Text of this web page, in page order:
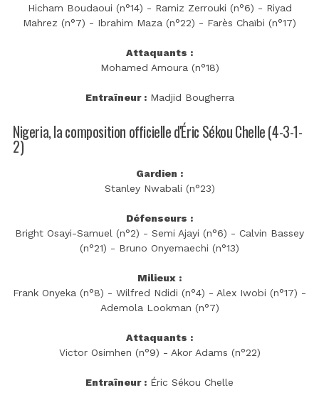
Hicham Boudaoui (n°14) - Ramiz Zerrouki (n°6) - Riyad
Mahrez (n°7) - Ibrahim Maza (n°22) - Farès Chaïbi (n°17)
Attaquants :
Mohamed Amoura (n°18)
Entraîneur :Madjid Bougherra
Nigeria, la composition officielle d'Éric Sékou Chelle (4-3-1-
2)
Gardien :
Stanley Nwabali (n°23)
Défenseurs :
Bright Osayi-Samuel (n°2) - Semi Ajayi (n°6) - Calvin Bassey
(n°21) - Bruno Onyemaechi (n°13)
Milieux :
Frank Onyeka (n°8) - Wilfred Ndidi (n°4) - Alex Iwobi (n°17) -
Ademola Lookman (n°7)
Attaquants :
Victor Osimhen (n°9) - Akor Adams (n°22)
Entraîneur : Éric Sékou Chelle